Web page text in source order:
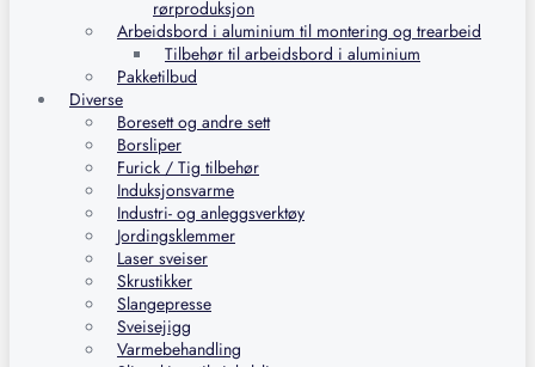
rørproduksjon
Arbeidsbord i aluminium til montering og trearbeid
Tilbehør til arbeidsbord i aluminium
Pakketilbud
Diverse
Boresett og andre sett
Borsliper
Furick / Tig tilbehør
Induksjonsvarme
Industri- og anleggsverktøy
Jordingsklemmer
Laser sveiser
Skrustikker
Slangepresse
Sveisejigg
Varmebehandling